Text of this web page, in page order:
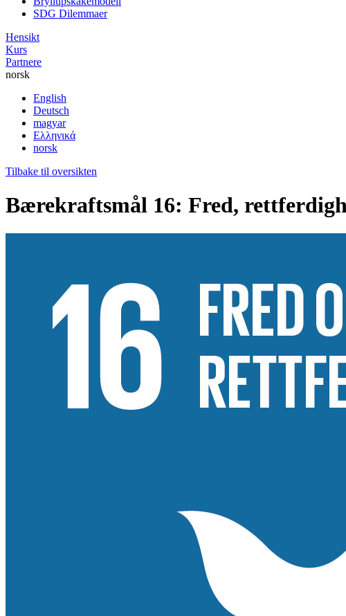
SDG Dilemmaer
Hensikt
Kurs
Partnere
norsk
English
Deutsch
magyar
Ελληνικά
norsk
Tilbake til oversikten
Bærekraftsmål 16: Fred,